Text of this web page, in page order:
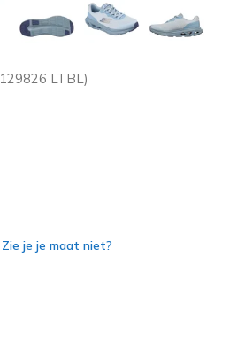
129826 LTBL )
Zie je je maat niet?